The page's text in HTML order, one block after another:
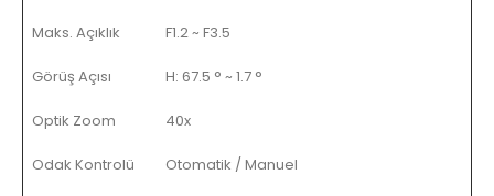
Maks. Açıklık F1.2 ~ F3.5
Görüş Açısı H: 67.5 ° ~ 1.7 °
Optik Zoom 40x
Odak Kontrolü Otomatik / Manuel